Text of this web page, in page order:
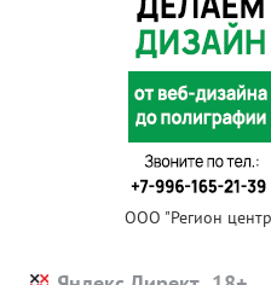
ООО "Регион